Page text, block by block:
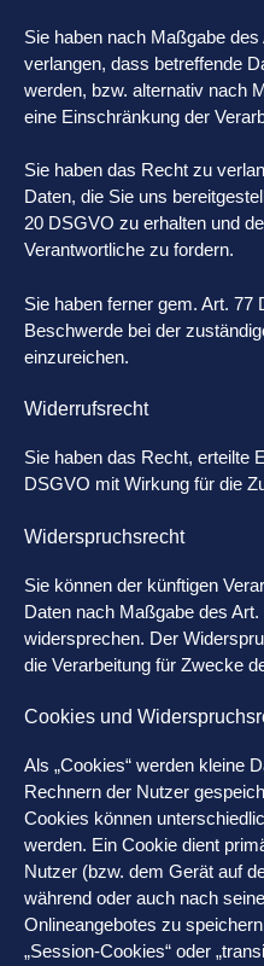
Sie haben nach Maßgabe
verlangen, dass betreffende
werden, bzw. alternativ nach
eine Einschränkung der
Sie haben das Recht zu
Daten, die Sie uns
20 DSGVO zu erhalten und
Verantwortliche zu fordern.
Sie haben ferner gem. Art.
Beschwerde bei der
einzureichen.
Widerrufsrecht
Sie haben das Recht, erteilte
DSGVO mit Wirkung für die
Widerspruchsrecht
Sie können der künftigen
Daten nach Maßgabe des
widersprechen. Der
die Verarbeitung für Zwecke
Cookies und
Als „Cookies“ werden kleine
Rechnern der Nutzer
Cookies können
werden. Ein Cookie dient
Nutzer (bzw. dem Gerät auf
während oder auch nach
Onlineangebotes zu
„Session-Cookies“ oder